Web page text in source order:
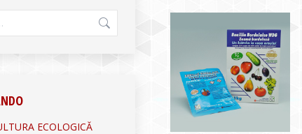
ECOLOGICĂ